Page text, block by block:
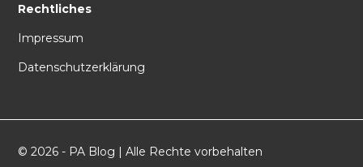
Rechtliches
Impressum
Datenschutzerklärung
© 2026 - PA Blog | Alle Rechte vorbehalten